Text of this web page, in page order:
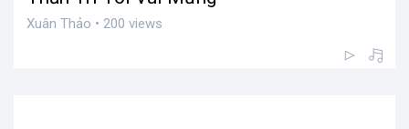
Xuân Thảo • 200 views